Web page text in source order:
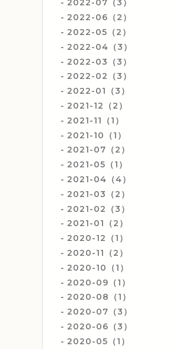
2022-07（3）
2022-06（2）
2022-05（2）
2022-04（3）
2022-03（3）
2022-02（3）
2022-01（3）
2021-12（2）
2021-11（1）
2021-10（1）
2021-07（2）
2021-05（1）
2021-04（4）
2021-03（2）
2021-02（3）
2021-01（2）
2020-12（1）
2020-11（2）
2020-10（1）
2020-09（1）
2020-08（1）
2020-07（3）
2020-06（3）
2020-05（1）